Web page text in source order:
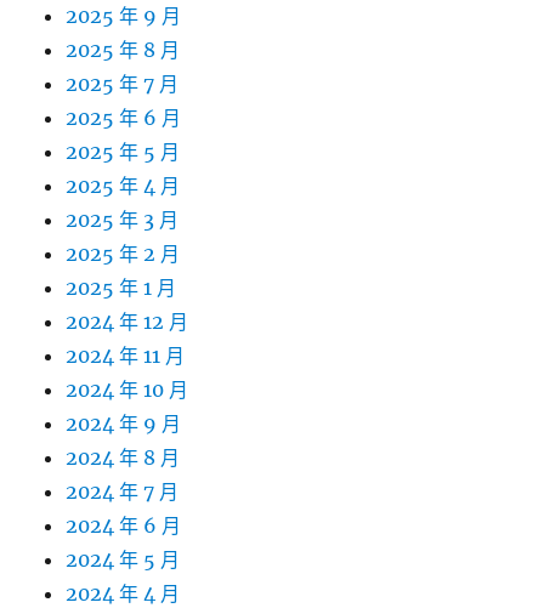
2025 年 9 月
2025 年 8 月
2025 年 7 月
2025 年 6 月
2025 年 5 月
2025 年 4 月
2025 年 3 月
2025 年 2 月
2025 年 1 月
2024 年 12 月
2024 年 11 月
2024 年 10 月
2024 年 9 月
2024 年 8 月
2024 年 7 月
2024 年 6 月
2024 年 5 月
2024 年 4 月